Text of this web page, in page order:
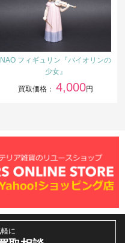
NAO フィギュリン『バイオリンの
少女』
買取価格： 4,000円
に